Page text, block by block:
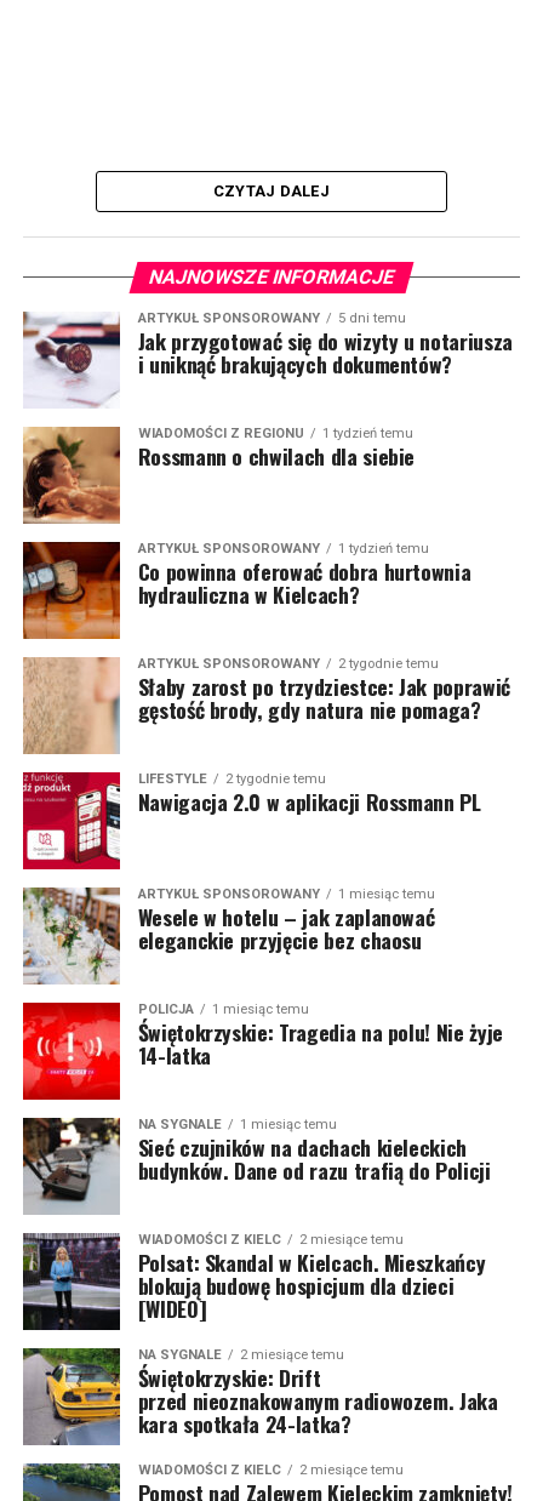
CZYTAJ DALEJ
NAJNOWSZE INFORMACJE
ARTYKUŁ SPONSOROWANY 5 dni temu
Jak przygotować się do wizyty u notariusza
i uniknąć brakujących dokumentów?
WIADOMOŚCI Z REGIONU 1 tydzień temu
Rossmann o chwilach dla siebie
ARTYKUŁ SPONSOROWANY 1 tydzień temu
Co powinna oferować dobra hurtownia
hydrauliczna w Kielcach?
ARTYKUŁ SPONSOROWANY 2 tygodnie temu
Słaby zarost po trzydziestce: Jak poprawić
gęstość brody, gdy natura nie pomaga?
LIFESTYLE 2 tygodnie temu
Nawigacja 2.0 w aplikacji Rossmann PL
ARTYKUŁ SPONSOROWANY 1 miesiąc temu
Wesele w hotelu – jak zaplanować
eleganckie przyjęcie bez chaosu
POLICJA 1 miesiąc temu
Świętokrzyskie: Tragedia na polu! Nie żyje
14-latka
NA SYGNALE 1 miesiąc temu
Sieć czujników na dachach kieleckich
budynków. Dane od razu trafią do Policji
WIADOMOŚCI Z KIELC 2 miesiące temu
Polsat: Skandal w Kielcach. Mieszkańcy
blokują budowę hospicjum dla dzieci
[WIDEO]
NA SYGNALE 2 miesiące temu
Świętokrzyskie: Drift
przed nieoznakowanym radiowozem. Jaka
kara spotkała 24-latka?
WIADOMOŚCI Z KIELC 2 miesiące temu
Pomost nad Zalewem Kieleckim zamknięty!